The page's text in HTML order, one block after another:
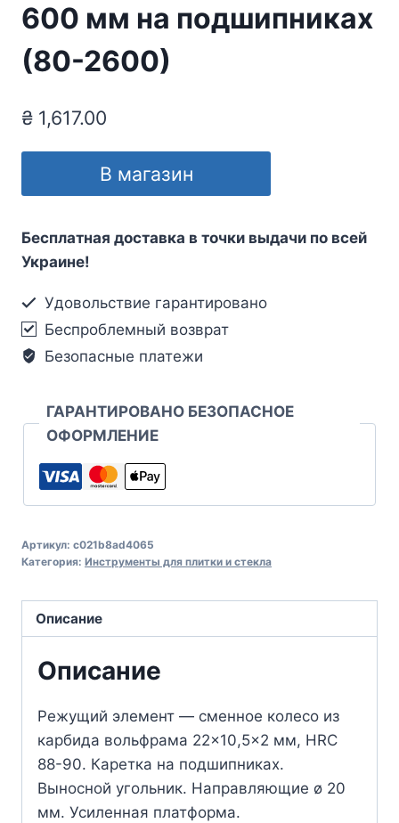
600 мм на подшипниках
(80-2600)
₴ 1,617.00
В магазин
Бесплатная доставка в точки выдачи по всей
Украине!
Удовольствие гарантировано
Беспроблемный возврат
Безопасные платежи
ГАРАНТИРОВАНО БЕЗОПАСНОЕ
ОФОРМЛЕНИЕ
Артикул: c021b8ad4065
Категория: Инструменты для плитки и стекла
Описание
Описание
Режущий элемент — сменное колесо из
карбида вольфрама 22×10,5×2 мм, HRC
88-90. Каретка на подшипникаx.
Выносной угольник. Направляющие ø 20
мм. Усиленная платформа.